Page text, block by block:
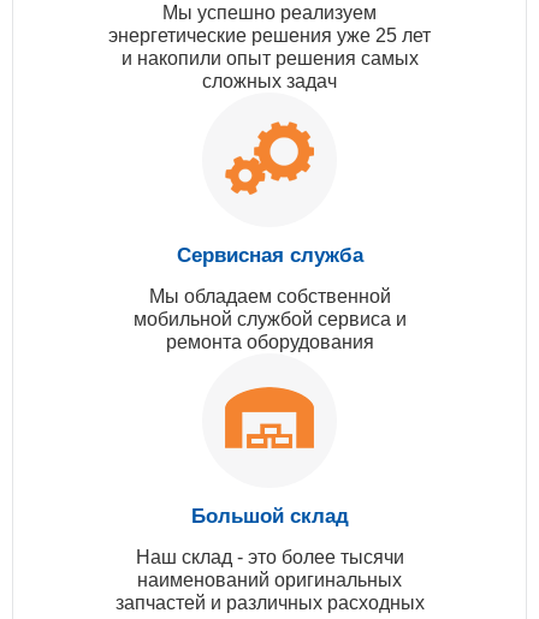
Мы успешно реализуем
энергетические решения уже 25 лет
и накопили опыт решения самых
сложных задач
Сервисная служба
Мы обладаем собственной
мобильной службой сервиса и
ремонта оборудования
Большой склад
Наш склад - это более тысячи
наименований оригинальных
запчастей и различных расходных